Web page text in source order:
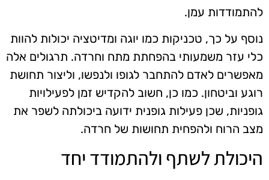
להתמודדות עמן.
נוסף על כך, טכניקות כמו יוגה ומדיטציה יכולות להוות
כלי עזר משמעותי בהפחתת מתח וחרדה. תרגולים אלה
מאפשרים לאדם להתחבר לגופו ולנפשו, וליצור תחושת
רוגע וביטחון. כמו כן, חשוב להקדיש זמן לפעילויות
גופניות, שכן פעילות גופנית ידועה ביכולתה לשפר את
מצב הרוח ולהפחית תחושות של חרדה.
היכולת לשתף ולהתמודד יחד